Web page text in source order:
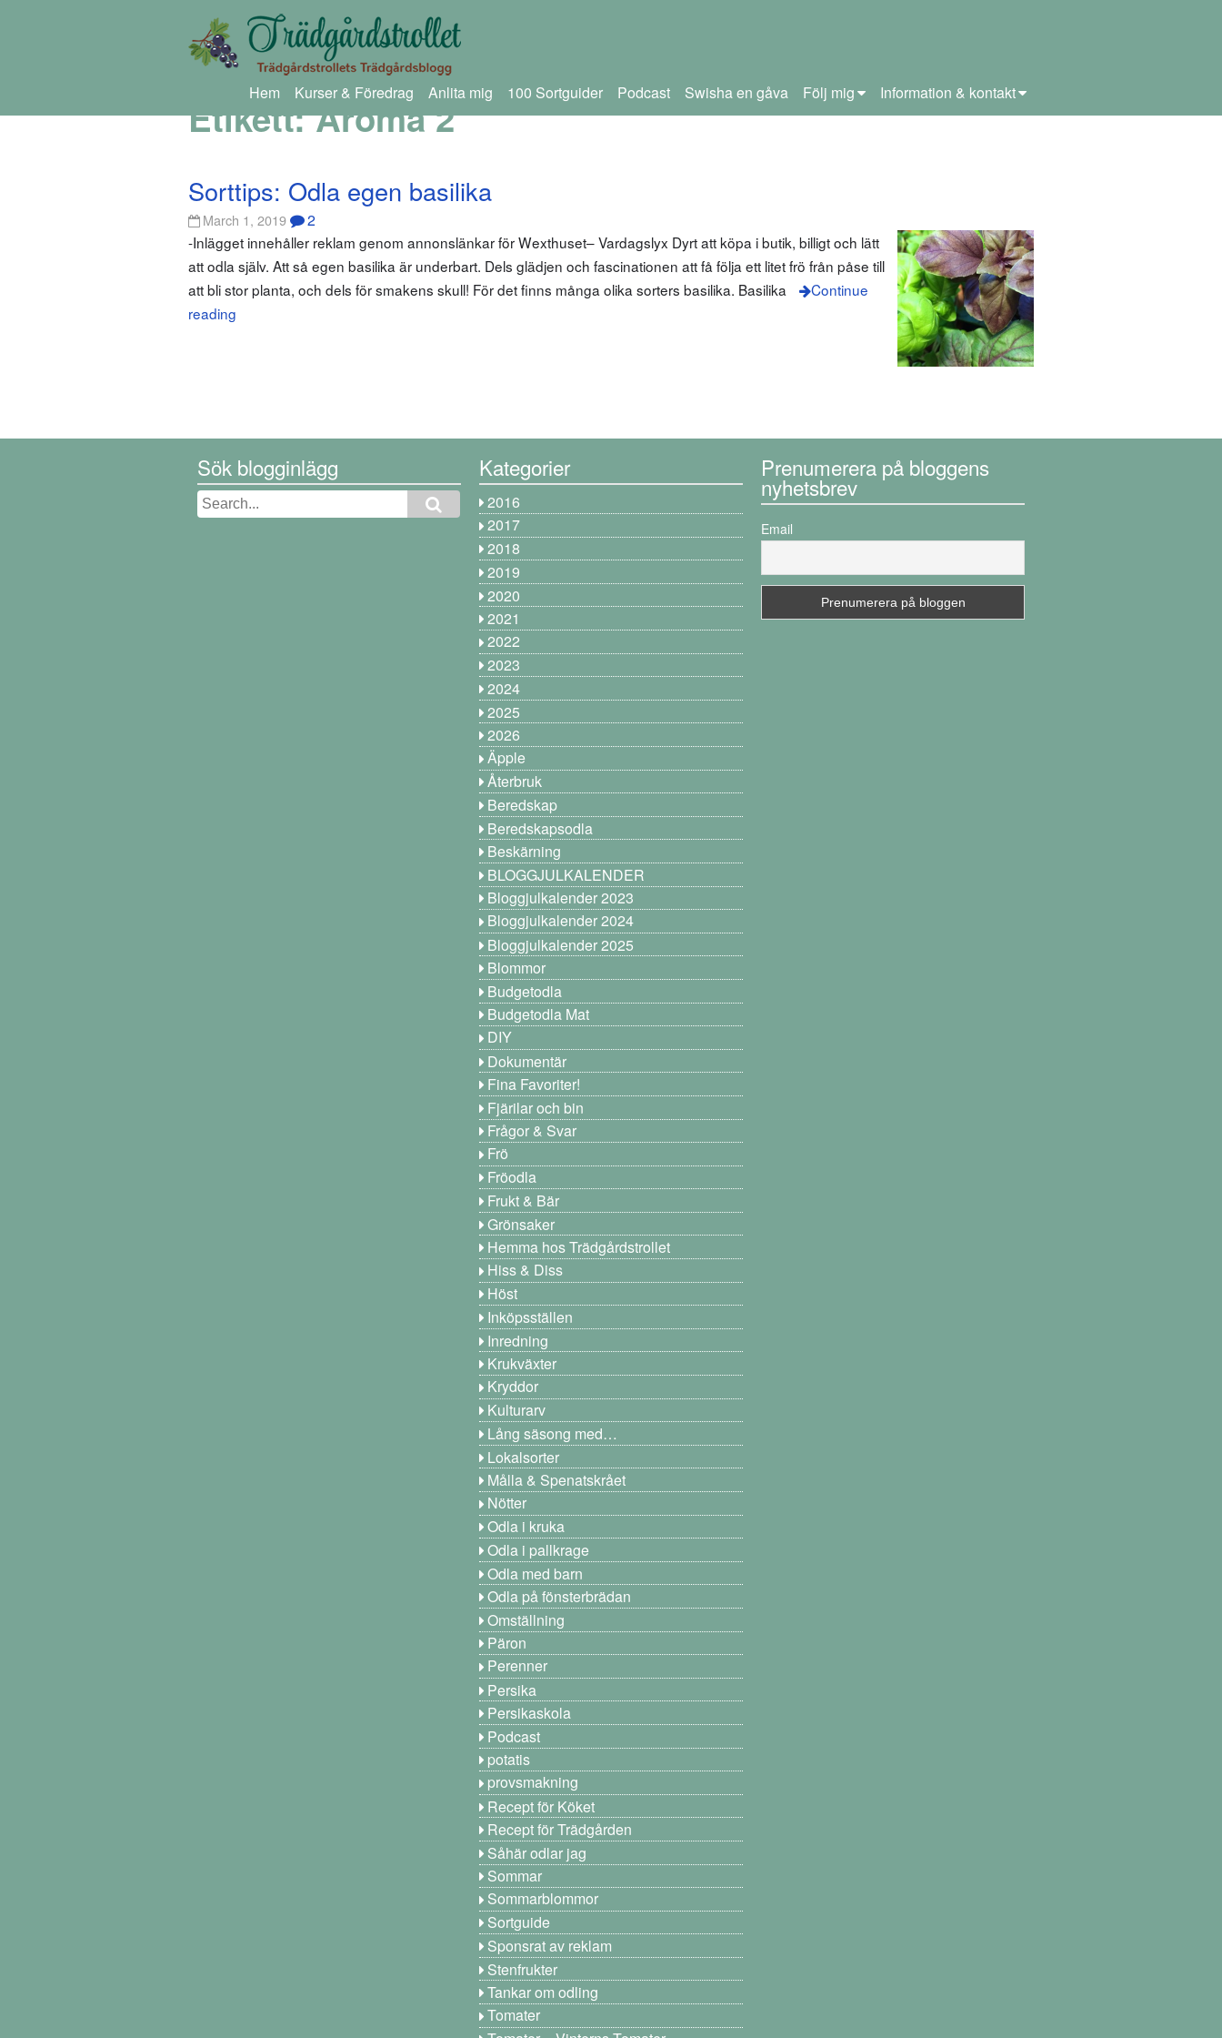
Hem Kurser & Föredrag Anlita mig 100 Sortguider Podcast Swisha en gåva Följ mig Information & kontakt
Etikett:Aroma 2
Sorttips: Odla egen basilika
March 1, 2019 2
-Inlägget innehåller reklam genom annonslänkar för Wexthuset– Vardagslyx Dyrt att köpa i butik, billigt och lätt
att odla själv. Att så egen basilika är underbart. Dels glädjen och fascinationen att få följa ett litet frö från påse till
att bli stor planta, och dels för smakens skull! För det finns många olika sorters basilika. Basilika
Continue
reading
Sök blogginlägg Kategorier
2016
2017
2018
2019
2020
2021
2022
2023
2024
2025
2026
Äpple
Återbruk
Beredskap
Beredskapsodla
Beskärning
BLOGGJULKALENDER
Bloggjulkalender 2023
Bloggjulkalender 2024
Bloggjulkalender 2025
Blommor
Budgetodla
Budgetodla Mat
DIY
Dokumentär
Fina Favoriter!
Fjärilar och bin
Frågor & Svar
Frö
Fröodla
Frukt & Bär
Grönsaker
Hemma hos Trädgårdstrollet
Hiss & Diss
Höst
Inköpsställen
Inredning
Krukväxter
Kryddor
Kulturarv
Lång säsong med…
Lokalsorter
Målla & Spenatskrået
Nötter
Odla i kruka
Odla i pallkrage
Odla med barn
Odla på fönsterbrädan
Omställning
Päron
Perenner
Persika
Persikaskola
Podcast
potatis
provsmakning
Recept för Köket
Recept för Trädgården
Såhär odlar jag
Sommar
Sommarblommor
Sortguide
Sponsrat av reklam
Stenfrukter
Tankar om odling
Tomater
Prenumerera på bloggens
nyhetsbrev
Email